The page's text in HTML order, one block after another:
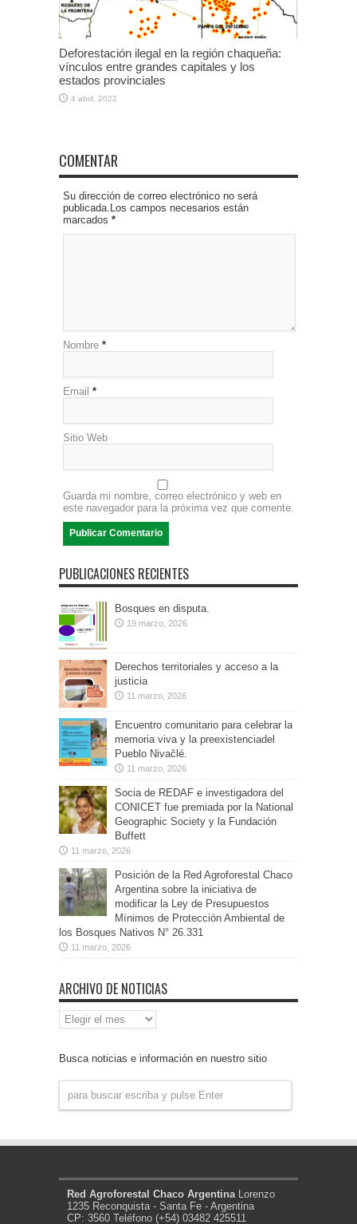
Deforestación ilegal en la región chaqueña:
vínculos entre grandes capitales y los
estados provinciales
4 abril, 2022
COMENTAR
Su dirección de correo electrónico no será
publicada.Los campos necesarios están
marcados *
Nombre *
Email *
Sitio Web
Guarda mi nombre, correo electrónico y web en
este navegador para la próxima vez que comente.
PUBLICACIONES RECIENTES
Bosques en disputa.
19 marzo, 2026
Derechos territoriales y acceso a la
justicia
11 marzo, 2026
Encuentro comunitario para celebrar la
memoria viva y la preexistenciadel
Pueblo Nivaĉlé.
11 marzo, 2026
Socia de REDAF e investigadora del
CONICET fue premiada por la National
Geographic Society y la Fundación
Buffett
11 marzo, 2026
Posición de la Red Agroforestal Chaco
Argentina sobre la iniciativa de
modificar la Ley de Presupuestos
Mínimos de Protección Ambiental de
los Bosques Nativos N° 26.331
11 marzo, 2026
ARCHIVO DE NOTICIAS
Archivo
de
Busca noticias e información en nuestro sitio
Red Agroforestal Chaco Argentina Lorenzo
1235 Reconquista - Santa Fe - Argentina
CP: 3560 Teléfono (+54) 03482 425511